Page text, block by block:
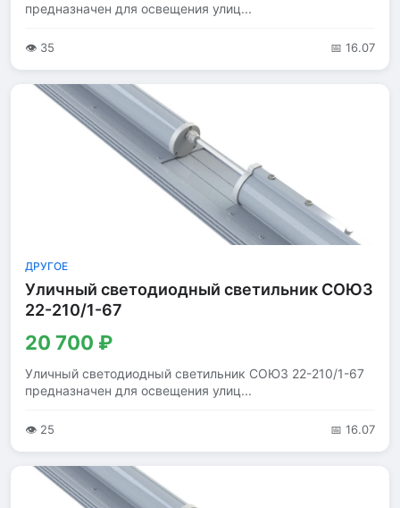
предназначен для освещения улиц...
👁 35 📅 16.07
ДРУГОЕ
Уличный светодиодный светильник СОЮЗ
22-210/1-67
20 700 ₽
Уличный светодиодный светильник СОЮЗ 22-210/1-67
предназначен для освещения улиц...
👁 25 📅 16.07